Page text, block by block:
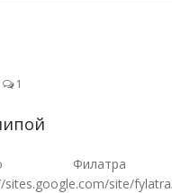
1
Филатра
sites.google.com/